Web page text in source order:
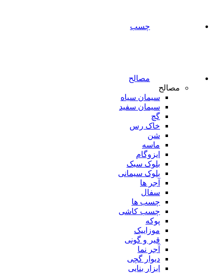
چسب
مصالح
مصالح
سیمان سیاه
سیمان سفید
گچ
خاک رس
شن
ماسه
ایزوگام
بلوک سبک
بلوک سیمانی
آجر ها
سفال
چسب ها
چسب کاشی
پوکه
موزاییک
قیر و گونی
آجر نما
دیوار گچی
ابزار بنایی